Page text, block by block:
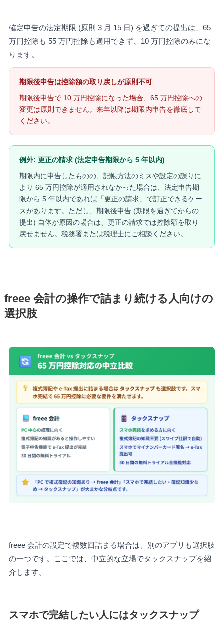
確定申告の法定期限 (原則 3 月 15 日) を過ぎての提出は、65
万円控除も 55 万円控除も適用できず、10 万円控除のみにな
ります。
期限後申告は控除額の取り戻しが原則不可
期限後申告で 10 万円控除になった場合、65 万円控除への
変更は原則できません。来年以降は期限内申告を徹底して
ください。
例外: 更正の請求 (法定申告期限から 5 年以内)
期限内に申告したものの、記帳方法のミスや設定の誤りに
より 65 万円控除が適用されなかった場合は、法定申告期
限から 5 年以内であれば「更正の請求」で訂正できるケー
スがあります。ただし、期限後申告 (期限を過ぎてからの
提出) 自体が原因の場合は、更正の請求では控除額を取り
戻せません。税務署または税理士にご相談ください。
freee 会計の操作で詰まり続ける人向けの
選択肢
freee 会計の設定で複数回詰まる場合は、別のアプリも選択肢
の一つです。ここでは、中立的な立場でタックスナップを紹
介します。
スマホで完結したい人にはタックスナップ